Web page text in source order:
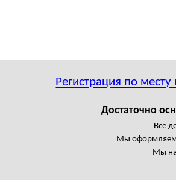
Регистрация по
Достаточно
Все
Мы оформляем
Мы на